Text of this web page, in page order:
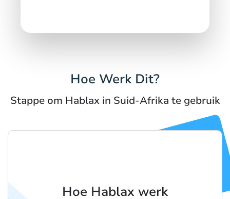
Hoe Werk Dit?
Stappe om Hablax in Suid-Afrika te gebruik
Hoe Hablax werk